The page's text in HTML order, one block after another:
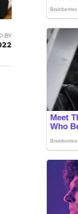
BY